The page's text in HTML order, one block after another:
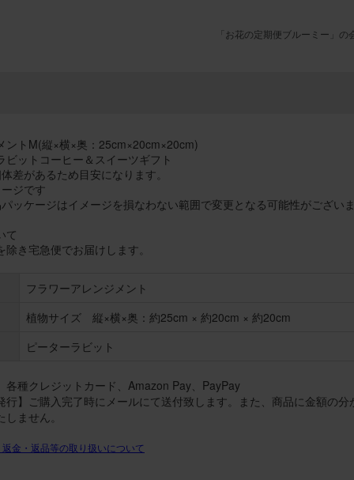
「お花の定期便ブルーミー」の
ントM(縦×横×奥：25cm×20cm×20cm)
ビットコーヒー＆スイーツギフト
差があるため目安になります。
ジです
ッケージはイメージを損なわない範囲で変更となる可能性がございま
て
き宅急便でお届けします。
フラワーアレンジメント
植物サイズ 縦×横×奥：約25cm × 約20cm × 約20cm
ピーターラビット
各種クレジットカード、Amazon Pay、PayPay
行】ご購入完了時にメールにて送付致します。また、商品に金額の分
ません。
金・返品等の取り扱いについて